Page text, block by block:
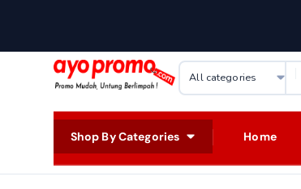
Shop By Categories Home